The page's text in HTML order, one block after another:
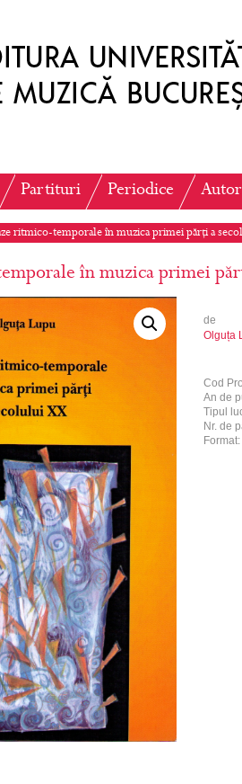
Partituri Periodice
ritmico-temporale în muzica primei părți a
în muzica primei
de
Olguța
Cod
An de
Tipul
Nr. de
Format: